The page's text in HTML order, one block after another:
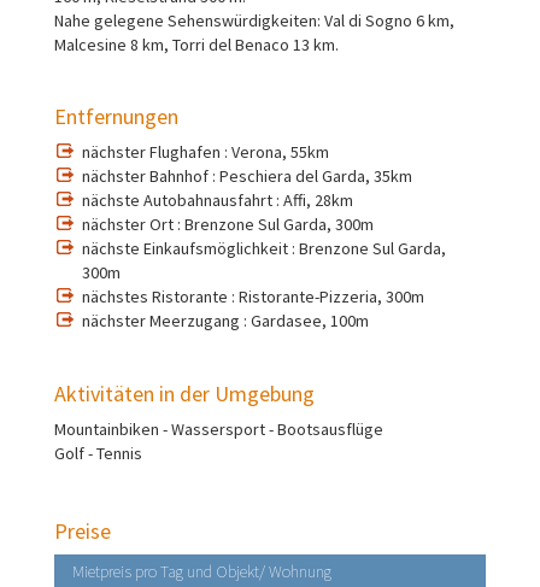
Nahe gelegene Sehenswürdigkeiten: Val di Sogno 6 km,
Malcesine 8 km, Torri del Benaco 13 km.
Entfernungen
nächster Flughafen : Verona, 55km
nächster Bahnhof : Peschiera del Garda, 35km
nächste Autobahnausfahrt : Affi, 28km
nächster Ort : Brenzone Sul Garda, 300m
nächste Einkaufsmöglichkeit : Brenzone Sul Garda,
300m
nächstes Ristorante : Ristorante-Pizzeria, 300m
nächster Meerzugang : Gardasee, 100m
Aktivitäten in der Umgebung
Mountainbiken - Wassersport - Bootsausflüge
Golf - Tennis
Preise
Mietpreis pro Tag und Objekt/ Wohnung